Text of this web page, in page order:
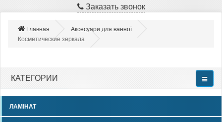
Заказать звонок
Главная
Аксесуари для ванної
Косметические зеркала
КАТЕГОРИИ
ЛАМІНАТ